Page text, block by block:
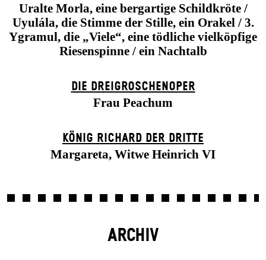
Uralte Morla, eine bergartige Schildkröte /
Uyulála, die Stimme der Stille, ein Orakel / 3.
Ygramul, die „Viele“, eine tödliche vielköpfige
Riesenspinne / ein Nachtalb
DIE DREI­GROSCHEN­OPER
Frau Peachum
KÖNIG RICHARD DER DRITTE
Margareta, Witwe Heinrich VI
ARCHIV